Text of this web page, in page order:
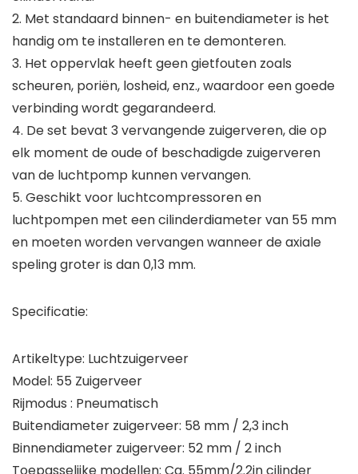
2. Met standaard binnen- en buitendiameter is het
handig om te installeren en te demonteren.
3. Het oppervlak heeft geen gietfouten zoals
scheuren, poriën, losheid, enz., waardoor een goede
verbinding wordt gegarandeerd.
4. De set bevat 3 vervangende zuigerveren, die op
elk moment de oude of beschadigde zuigerveren
van de luchtpomp kunnen vervangen.
5. Geschikt voor luchtcompressoren en
luchtpompen met een cilinderdiameter van 55 mm
en moeten worden vervangen wanneer de axiale
speling groter is dan 0,13 mm.
Specificatie:
Artikeltype: Luchtzuigerveer
Model: 55 Zuigerveer
Rijmodus : Pneumatisch
Buitendiameter zuigerveer: 58 mm / 2,3 inch
Binnendiameter zuigerveer: 52 mm / 2 inch